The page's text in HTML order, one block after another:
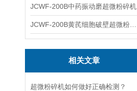
JCWF-200B中药振动磨超微粉碎机
相关文章
超微粉碎机如何做好正确检测？